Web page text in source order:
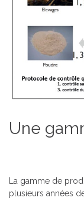
Une
La gamme de
plusieurs années